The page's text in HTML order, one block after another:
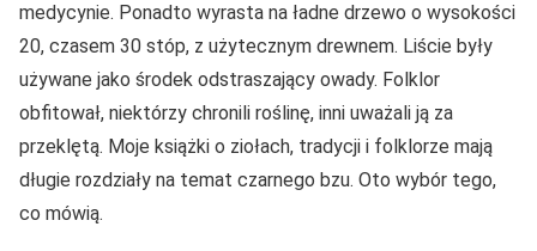
medycynie. Ponadto wyrasta na ładne drzewo o wysokości
20, czasem 30 stóp, z użytecznym drewnem. Liście były
używane jako środek odstraszający owady. Folklor
obfitował, niektórzy chronili roślinę, inni uważali ją za
przeklętą. Moje książki o ziołach, tradycji i folklorze mają
długie rozdziały na temat czarnego bzu. Oto wybór tego,
co mówią.